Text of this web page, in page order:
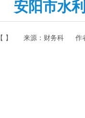
安阳市水
】 来源： 财务科 作